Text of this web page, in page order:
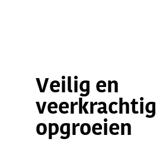
Veilig en
veerkrachtig
opgroeien